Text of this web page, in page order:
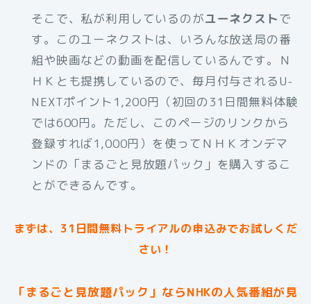
そこで、私が利用しているのがユーネクストで
す。このユーネクストは、いろんな放送局の番
組や映画などの動画を配信しているんです。Ｎ
ＨＫとも提携しているので、毎月付与されるU-
NEXTポイント1,200円（初回の31日間無料体験
では600円。ただし、このページのリンクから
登録すれば1,000円）を使ってＮＨＫオンデマ
ンドの「まるごと見放題パック」を購入するこ
とができるんです。
まずは、31日間無料トライアルの申込みでお試しくだ
さい！
「まるごと見放題パック」ならNHKの人気番組が見